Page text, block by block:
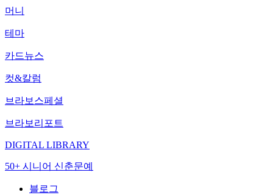
머니
테마
카드뉴스
컷&칼럼
브라보스페셜
브라보리포트
DIGITAL LIBRARY
50+ 시니어 신춘문예
블로그